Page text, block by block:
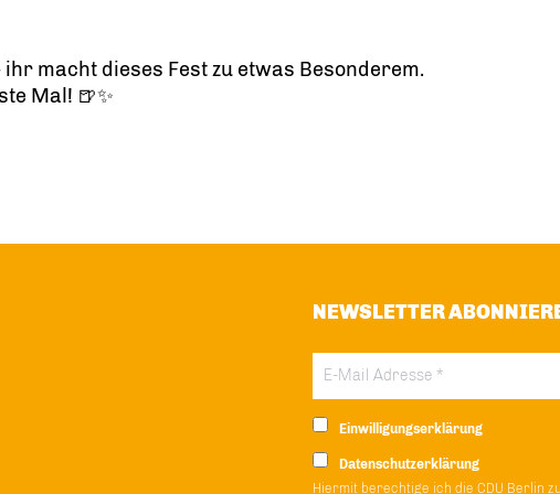
macht dieses Fest zu etwas Besonderem.
Mal! 🍺✨
NEWSLETTER
Einwilligungserklärung
Datenschutzerklärung
Hiermit berechtige ich die CDU Berlin